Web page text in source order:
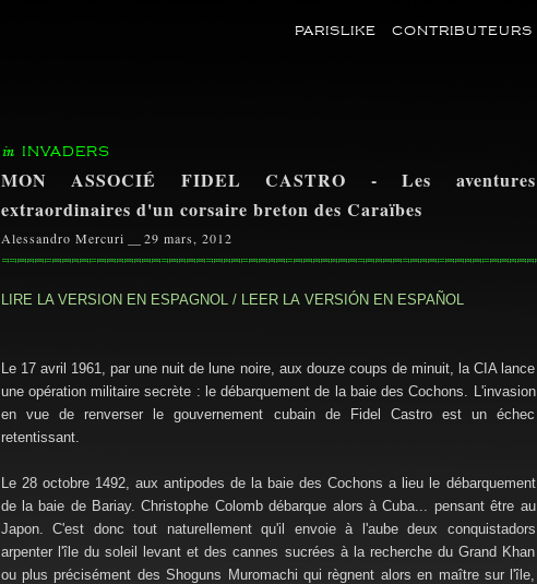
PARISLIKE CONTRIBUTEURS
INVADERS
MON ASSOCIÉ FIDEL CASTRO - Les aventures
extraordinaires d'un corsaire breton des Caraïbes
Alessandro Mercuri 29 mars, 2012
LIRE LA VERSION EN ESPAGNOL / LEER LA VERSIÓN EN ESPAÑOL
Le 17 avril 1961, par une nuit de lune noire, aux douze coups de minuit, la CIA lance
une opération militaire secrète : le débarquement de la baie des Cochons. L'invasion
en vue de renverser le gouvernement cubain de Fidel Castro est un échec
retentissant.
Le 28 octobre 1492, aux antipodes de la baie des Cochons a lieu le débarquement
de la baie de Bariay. Christophe Colomb débarque alors à Cuba... pensant être au
Japon. C'est donc tout naturellement qu'il envoie à l'aube deux conquistadors
arpenter l'île du soleil levant et des cannes sucrées à la recherche du Grand Khan
ou plus précisément des Shoguns Muromachi qui règnent alors en maître sur l'île,